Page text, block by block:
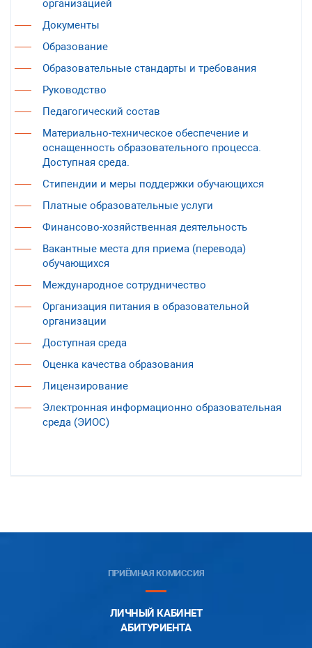
организацией
Документы
Образование
Образовательные стандарты и требования
Руководство
Педагогический состав
Материально-техническое обеспечение и
оснащенность образовательного процесса.
Доступная среда.
Стипендии и меры поддержки обучающихся
Платные образовательные услуги
Финансово-хозяйственная деятельность
Вакантные места для приема (перевода)
обучающихся
Международное сотрудничество
Организация питания в образовательной
организации
Доступная среда
Оценка качества образования
Лицензирование
Электронная информационно образовательная
среда (ЭИОС)
ПРИЁМНАЯ КОМИССИЯ
ЛИЧНЫЙ КАБИНЕТ
АБИТУРИЕНТА